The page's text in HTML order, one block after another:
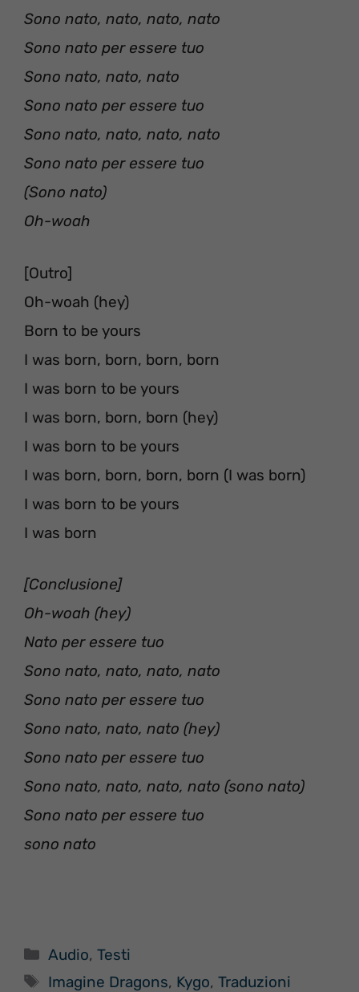
Sono nato, nato, nato, nato
Sono nato per essere tuo
Sono nato, nato, nato
Sono nato per essere tuo
Sono nato, nato, nato, nato
Sono nato per essere tuo
(Sono nato)
Oh-woah
[Outro]
Oh-woah (hey)
Born to be yours
I was born, born, born, born
I was born to be yours
I was born, born, born (hey)
I was born to be yours
I was born, born, born, born (I was born)
I was born to be yours
I was born
[Conclusione]
Oh-woah (hey)
Nato per essere tuo
Sono nato, nato, nato, nato
Sono nato per essere tuo
Sono nato, nato, nato (hey)
Sono nato per essere tuo
Sono nato, nato, nato, nato (sono nato)
Sono nato per essere tuo
sono nato
Categorie
Audio,Testi
Tag
Imagine Dragons, Kygo,Traduzioni